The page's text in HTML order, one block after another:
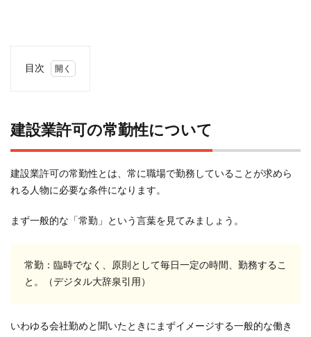
目次
可の
つい
て
可で
性を
るの
建設業許可の常勤性について
建設業許可の常勤性とは、常に職場で勤務していることが求めら
れる人物に必要な条件になります。
まず一般的な「常勤」という言葉を見てみましょう。
常勤：臨時でなく、原則として毎日一定の時間、勤務するこ
と。（デジタル大辞泉引用）
いわゆる会社勤めと聞いたときにまずイメージする一般的な働き